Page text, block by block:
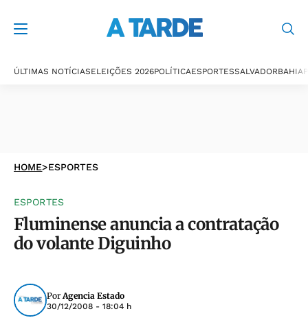
ÚLTIMAS NOTÍCIASELEIÇÕES 2026POLÍTICAESPORTESSALVADORBAHIA
HOME>ESPORTES
ESPORTES
Fluminense anuncia a contratação
do volante Diguinho
PorAgencia Estado
30/12/2008 - 18:04 h